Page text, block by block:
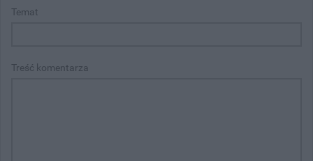
Temat
Treść komentarza